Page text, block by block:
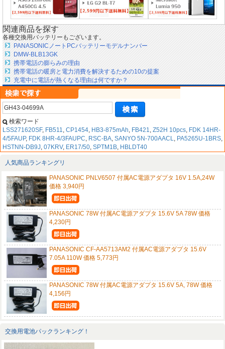
関連商品を探す
各種交換用バッテリーもございます。
PANASONICノートPCバッテリーモデルナンバー
DMW-BLB13GK
携帯電話の膨らみの理由
携帯電話の暖房と電力消費を解決するための10の提案
充電中に電話が熱くなる理由は何ですか？
検索ワード
LSS271620SF, FB511, CP1454, HB3-875mAh, FB421, Z52H 10pcs, FDK 14HR-
4/5FAUP, FDK 8HR-4/3FAUPC, RSC-BA, SANYO 5N-700AACL, PA5265U-1BRS,
HSTNN-DB9J, 07KRV, ER17/50, SPTM1B, HBLDT40
人気商品ランキングリ
PANASONIC PNLV6507 付属AC電源アダプタ 16V 1.5A,24W
価格 3,940円
PANASONIC 78W 付属AC電源アダプタ 15.6V 5A 78W 価格
4,230円
PANASONIC CF-AA5713AM2 付属AC電源アダプタ 15.6V
7.05A 110W 価格 5,773円
PANASONIC 78W 付属AC電源アダプタ 15.6V 5A, 78W 価格
4,156円
交換用電池パックランキング！